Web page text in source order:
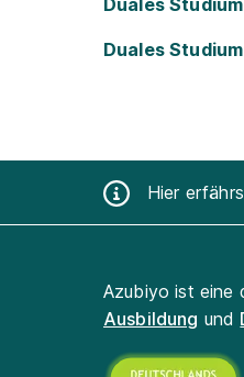
Duales
Duales
Hier
Azubiyo ist eine
Ausbildung und